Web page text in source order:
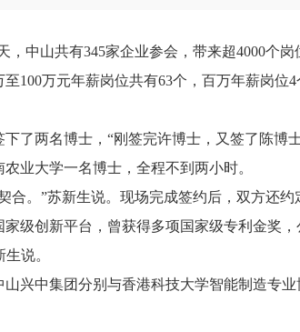
中山共有345家企业参会，带来超4000个
100万元年薪岗位共有63个，百万年薪岗位4
了两名博士，“刚签完许博士，又签了陈博
业大学一名博士，全程不到两小时。
。”苏新生说。现场完成签约后，双方还约
级创新平台，曾获得多项国家级专利金奖
说。
兴中集团分别与香港科技大学智能制造专